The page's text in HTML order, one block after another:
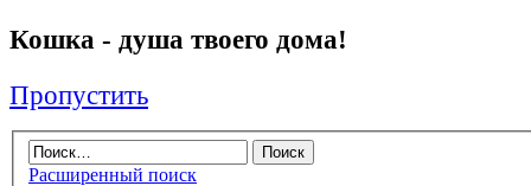
Кошка - душа твоего дома!
Пропустить
Расширенный поиск